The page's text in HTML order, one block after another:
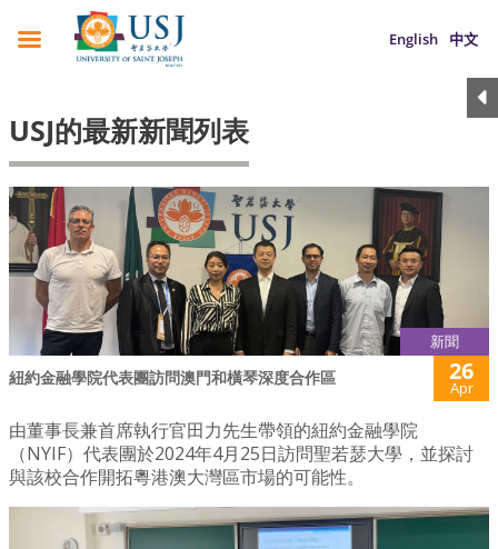
English 中文
USJ的最新新聞列表
新聞
紐約金融學院代表團訪問澳門和橫琴深度合作區 26
Apr
由董事長兼首席執行官田力先生帶領的紐約金融學院
（NYIF）代表團於2024年4月25日訪問聖若瑟大學，並探討
與該校合作開拓粵港澳大灣區市場的可能性。